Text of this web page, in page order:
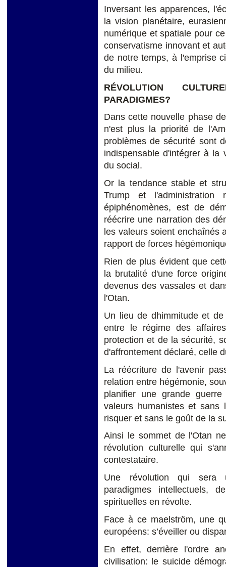
Inversant les apparences,
la vision planétaire,
numérique et spatiale pour
conservatisme innovant et
de notre temps, à l'emprise
du milieu.
RÉVOLUTION
PARADIGMES?
Dans cette nouvelle phase
n'est plus la priorité de
problèmes de sécurité sont
indispensable d'intégrer à la
du social.
Or la tendance stable et
Trump et l'administration
épiphénomènes, est de
réécrire une narration des
les valeurs soient enchaînés
rapport de forces
Rien de plus évident que
la brutalité d'une force
devenus des vassales et
l'Otan.
Un lieu de dhimmitude et
entre le régime des
protection et de la sécurité,
d'affrontement déclaré, celle
La réécriture de l'avenir
relation entre hégémonie,
planifier une grande
valeurs humanistes et
risquer et sans le goût de la
Ainsi le sommet de l'Otan
révolution culturelle qui
contestataire.
Une révolution qui sera
paradigmes intellectuels,
spirituelles en révolte.
Face à ce maelström, une
européens: s’éveiller ou
En effet, derrière l'ordre
civilisation: le suicide